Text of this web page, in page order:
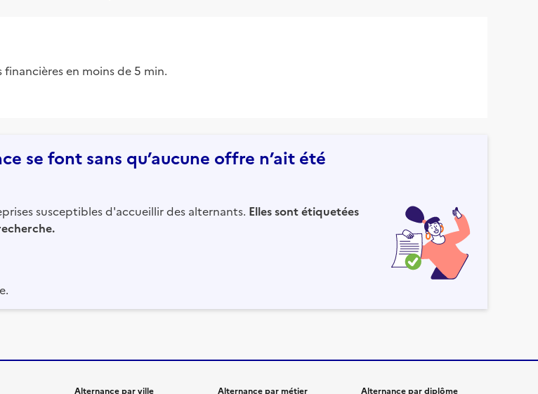
financières en moins de 5 min.
se font sans qu’aucune offre n’ait été
susceptibles d'accueillir des alternants. Elles sont étiquetées
Alternance par ville
Alternance par métier
Alternance par diplôme